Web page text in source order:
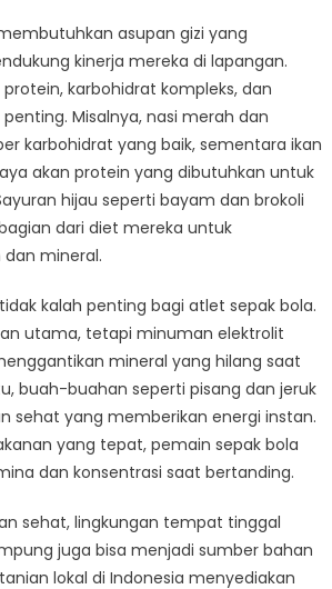
asupan gizi yang
kinerja mereka di lapangan.
karbohidrat kompleks, dan
Misalnya, nasi merah dan
karbohidrat yang baik, sementara ikan
akan protein yang dibutuhkan untuk
hijau seperti bayam dan brokoli
dari diet mereka untuk
mineral.
kalah penting bagi atlet sepak bola.
utama, tetapi minuman elektrolit
mineral yang hilang saat
buah-buahan seperti pisang dan jeruk
sehat yang memberikan energi instan.
yang tepat, pemain sepak bola
dan konsentrasi saat bertanding.
sehat, lingkungan tempat tinggal
juga bisa menjadi sumber bahan
lokal di Indonesia menyediakan